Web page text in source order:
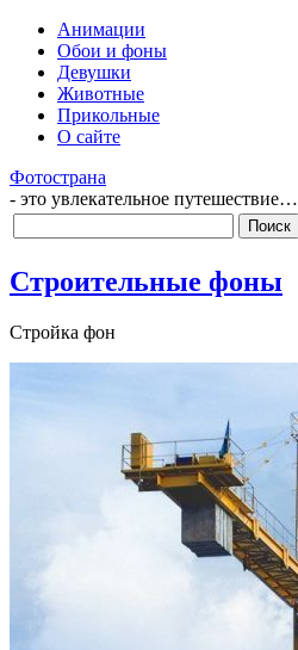
Анимации
Обои и фоны
Девушки
Животные
Прикольные
О сайте
Фотострана
- это увлекательное путешествие…
Строительные фоны
Стройка фон